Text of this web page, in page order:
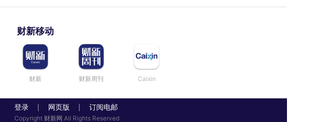
财新移动
财新 财新周刊 Caixin
登录 网页版 订阅电邮
Copyright 财新网 All Rights Reserved